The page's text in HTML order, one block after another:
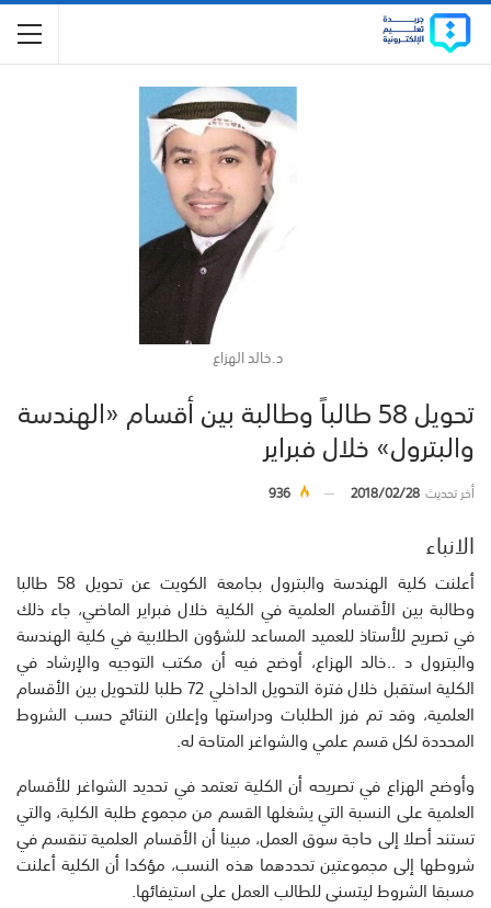
د.خالد الهزاع
تحويل 58 طالباً وطالبة بين أقسام «الهندسة
والبترول» خلال فبراير
أخر تحديث2018/02/28
936
الانباء
أعلنت كلية الهندسة والبترول بجامعة الكويت عن تحويل 58 طالبا
وطالبة بين الأقسام العلمية في الكلية خلال فبراير الماضي، جاء ذلك
في تصريح للأستاذ للعميد المساعد للشؤون الطلابية في كلية الهندسة
والبترول د ..خالد الهزاع، أوضح فيه أن مكتب التوجيه والإرشاد في
الكلية استقبل خلال فترة التحويل الداخلي 72 طلبا للتحويل بين الأقسام
العلمية، وقد تم فرز الطلبات ودراستها وإعلان النتائج حسب الشروط
المحددة لكل قسم علمي والشواغر المتاحة له.
وأوضح الهزاع في تصريحه أن الكلية تعتمد في تحديد الشواغر للأقسام
العلمية على النسبة التي يشغلها القسم من مجموع طلبة الكلية، والتي
تستند أصلا إلى حاجة سوق العمل، مبينا أن الأقسام العلمية تنقسم في
شروطها إلى مجموعتين تحددهما هذه النسب، مؤكدا أن الكلية أعلنت
مسبقا الشروط ليتسنى للطالب العمل على استيفائها.